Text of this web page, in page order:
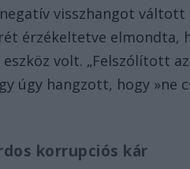
visszhangot
érzékeltetve elmondta,
volt. „Felszólított
úgy hangzott, hogy »ne
korrupciós kár